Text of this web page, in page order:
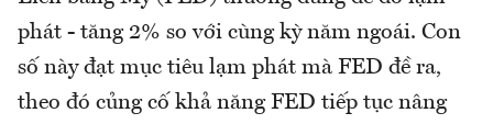
phát - tăng 2% so với cùng kỳ năm ngoái. Con
số này đạt mục tiêu lạm phát mà FED đề ra,
theo đó củng cố khả năng FED tiếp tục nâng